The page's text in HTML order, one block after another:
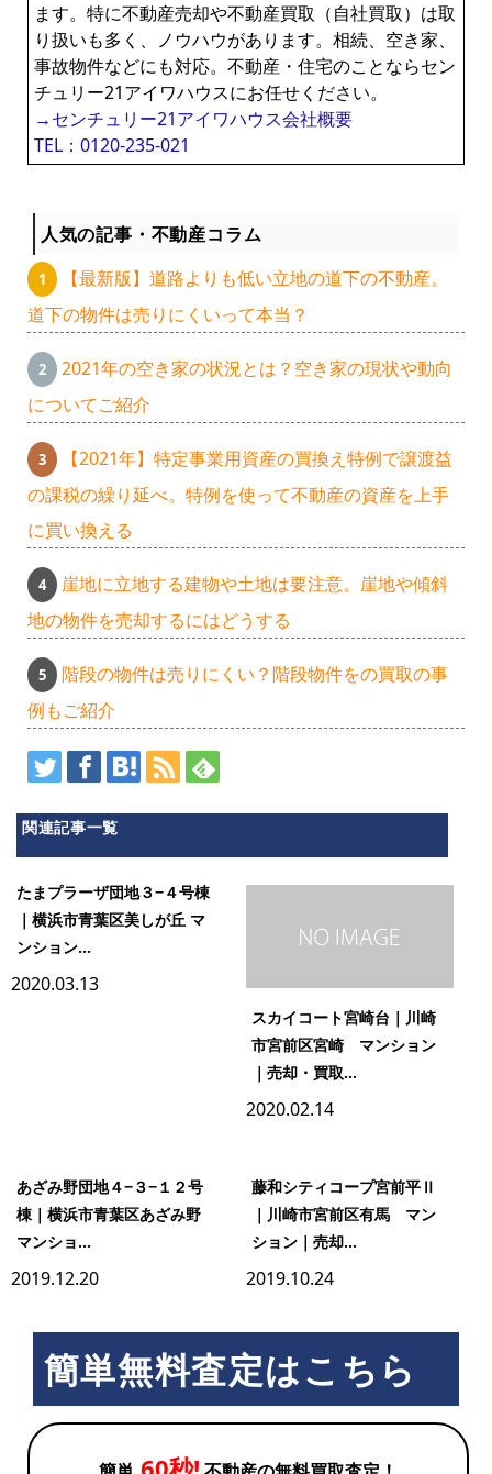
ます。特に不動産売却や不動産買取（自社買取）は取
り扱いも多く、ノウハウがあります。相続、空き家、
事故物件などにも対応。不動産・住宅のことならセン
チュリー21アイワハウスにお任せください。
→センチュリー21アイワハウス会社概要
TEL：0120-235-021
人気の記事・不動産コラム
【最新版】道路よりも低い立地の道下の不動産。
道下の物件は売りにくいって本当？
2021年の空き家の状況とは？空き家の現状や動向
についてご紹介
【2021年】特定事業用資産の買換え特例で譲渡益
の課税の繰り延べ。特例を使って不動産の資産を上手
に買い換える
崖地に立地する建物や土地は要注意。崖地や傾斜
地の物件を売却するにはどうする
階段の物件は売りにくい？階段物件をの買取の事
例もご紹介
関連記事一覧
たまプラーザ団地３−４号棟
｜横浜市青葉区美しが丘 マ
ンション...
2020.03.13
スカイコート宮崎台｜川崎
市宮前区宮崎 マンション
｜売却・買取...
2020.02.14
あざみ野団地４−３−１２号
棟｜横浜市青葉区あざみ野
マンショ...
2019.12.20
藤和シティコープ宮前平Ⅱ
｜川崎市宮前区有馬 マン
ション｜売却...
2019.10.24
簡単無料査定はこちら